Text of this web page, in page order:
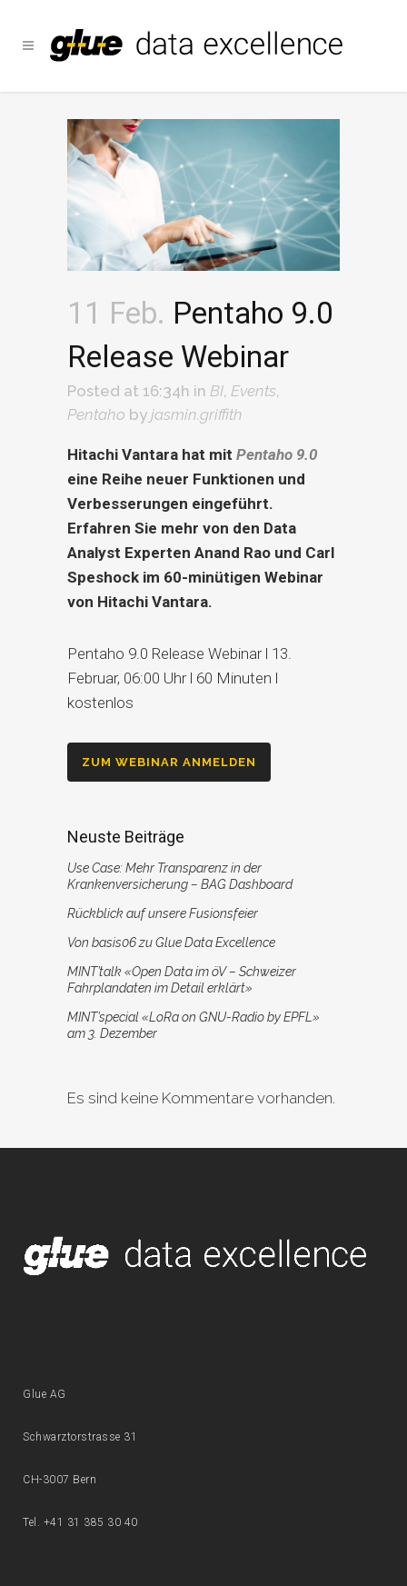
11 Feb. Pentaho 9.0
Release Webinar
Posted at 16:34h in BI Events
Pentaho by jasmin.griffith
Hitachi Vantara hat mit Pentaho 9.0
eine Reihe neuer Funktionen und
Verbesserungen eingeführt.
Erfahren Sie mehr von den Data
Analyst Experten Anand Rao und Carl
Speshock im 60-minütigen Webinar
von Hitachi Vantara.
Pentaho 9.0 Release Webinar l 13.
Februar, 06:00 Uhr l 60 Minuten l
kostenlos
ZUM WEBINAR ANMELDEN
Neuste Beiträge
Use Case: Mehr Transparenz in der
Krankenversicherung – BAG Dashboard
Rückblick auf unsere Fusionsfeier
Von basis06 zu Glue Data Excellence
MINT’talk «Open Data im öV – Schweizer
Fahrplandaten im Detail erklärt»
MINT’special «LoRa on GNU-Radio by EPFL»
am 3. Dezember
Es sind keine Kommentare vorhanden.
Glue AG
Schwarztorstrasse 31
CH-3007 Bern
Tel. +41 31 385 30 40